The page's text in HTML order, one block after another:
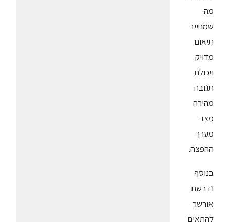
מה
שמחייב
תיאום
מדויק
ויכולת
תגובה
מהירה
מצד
מערך
ההפצה.
בנוסף
נדרשת
אורשר
להתאים